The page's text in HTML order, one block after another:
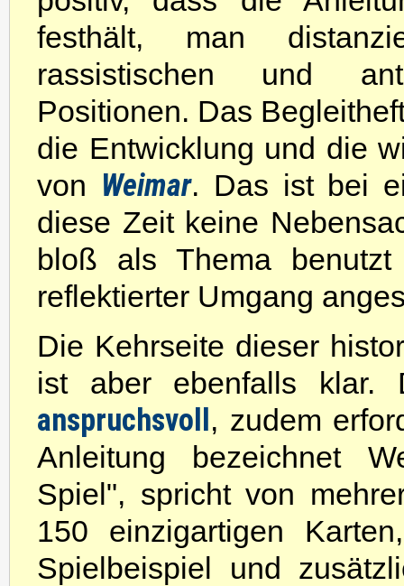
festhält, man
rassistischen und
Positionen. Das
die Entwicklung und die
von Weimar. Das ist bei
diese Zeit keine
bloß als Thema
reflektierter Umgang
Die Kehrseite dieser
ist aber ebenfalls
anspruchsvoll , zudem
Anleitung bezeichnet
Spiel", spricht von
150 einzigartigen
Spielbeispiel und